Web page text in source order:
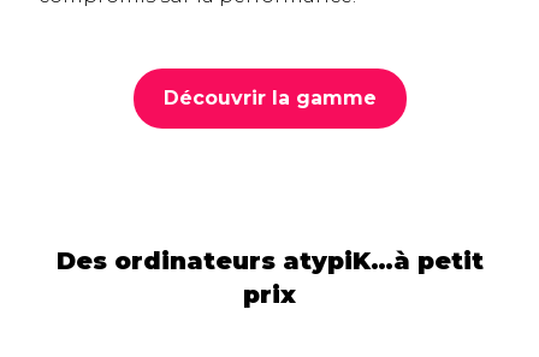
Découvrir la gamme
Des ordinateurs atypiK…à petit
prix